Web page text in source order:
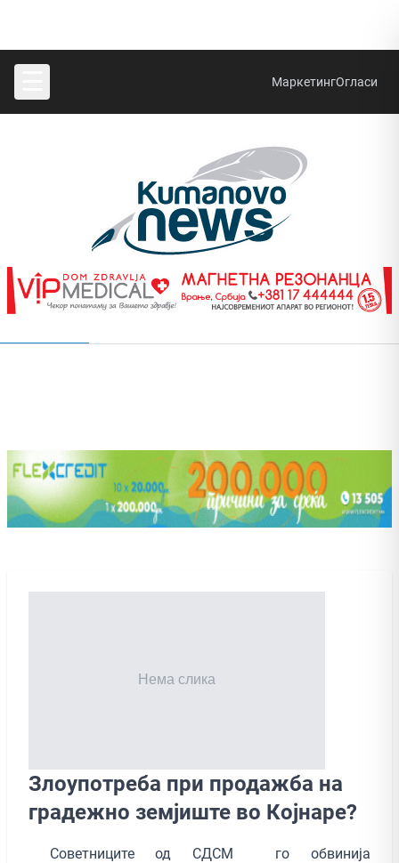
МаркетингОгласи
Злоупотреба при продажба на
градежно земјиште во Којнаре?
Советниците од СДСМ го обвинија